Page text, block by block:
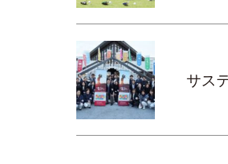
サス